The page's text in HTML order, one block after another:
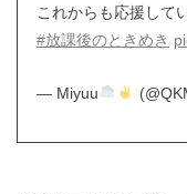
これからも応援して
#放課後のときめき
— Miyuu